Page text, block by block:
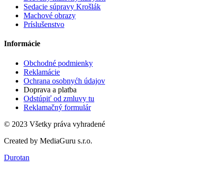
Sedacie súpravy Krošlák
Machové obrazy
Príslušenstvo
Informácie
Obchodné podmienky
Reklamácie
Ochrana osobnyćh údajov
Doprava a platba
Odstúpiť od zmluvy tu
Reklamačný formulár
© 2023 Všetky práva vyhradené
Created by MediaGuru s.r.o.
Durotan